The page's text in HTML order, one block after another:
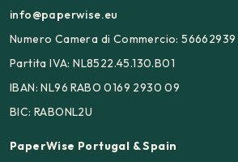
info@paperwise.eu
Numero Camera di Commercio: 56662939
Partita IVA: NL8522.45.130.B01
IBAN: NL96 RABO 0169 2930 09
BIC: RABONL2U
PaperWise Portugal & Spain